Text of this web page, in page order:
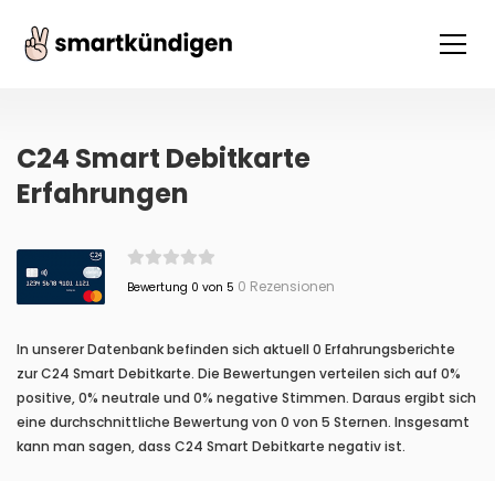
C24 Smart Debitkarte
Erfahrungen
Bewertung 0 von 5 0 Rezensionen
In unserer Datenbank befinden sich aktuell 0 Erfahrungsberichte
zur C24 Smart Debitkarte. Die Bewertungen verteilen sich auf 0%
positive, 0% neutrale und 0% negative Stimmen. Daraus ergibt sich
eine durchschnittliche Bewertung von 0 von 5 Sternen. Insgesamt
kann man sagen, dass C24 Smart Debitkarte negativ ist.